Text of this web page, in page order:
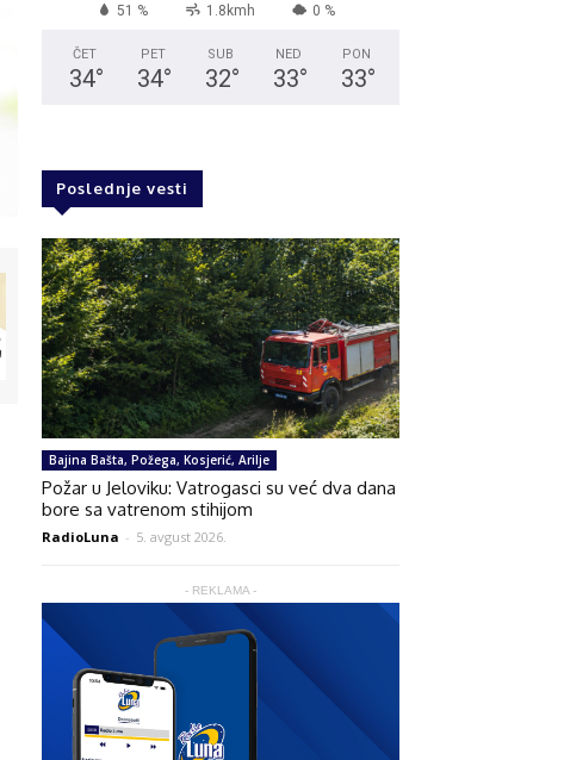
51 % 1.8kmh 0 %
ČET
34°
PET
34°
SUB
32°
NED
33°
PON
33°
Poslednje vesti
Bajina Bašta, Požega, Kosjerić, Arilje
Požar u Jeloviku: Vatrogasci su već dva dana
bore sa vatrenom stihijom
RadioLuna - 5. avgust 2026.
- REKLAMA -